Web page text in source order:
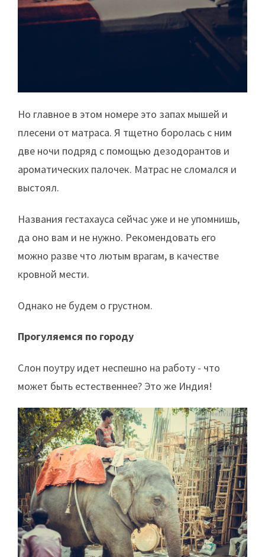
Но главное в этом номере это запах мышей и
плесени от матраса. Я тщетно боролась с ним
две ночи подряд с помощью дезодорантов и
ароматических палочек. Матрас не сломался и
выстоял.
Названия гестахауса сейчас уже и не упомнишь,
да оно вам и не нужно. Рекомендовать его
можно разве что лютым врагам, в качестве
кровной мести.
Однако не будем о грустном.
Прогуляемся по городу
Слон поутру идет неспешно на работу - что
может быть естественнее? Это же Индия!